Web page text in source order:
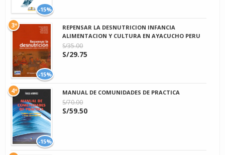
-15%
-15%
REPENSAR LA DESNUTRICION INFANCIA
ALIMENTACION Y CULTURA EN AYACUCHO PERU
S/35.00
S/29.75
3º
-15%
MANUAL DE COMUNIDADES DE PRACTICA
S/70.00
S/59.50
4º